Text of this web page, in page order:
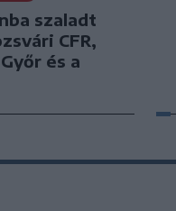
szaladt
CFR,
és a